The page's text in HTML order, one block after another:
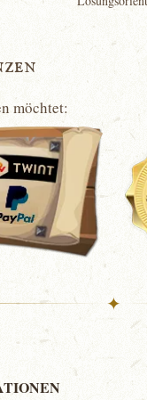
möchtet:
✦